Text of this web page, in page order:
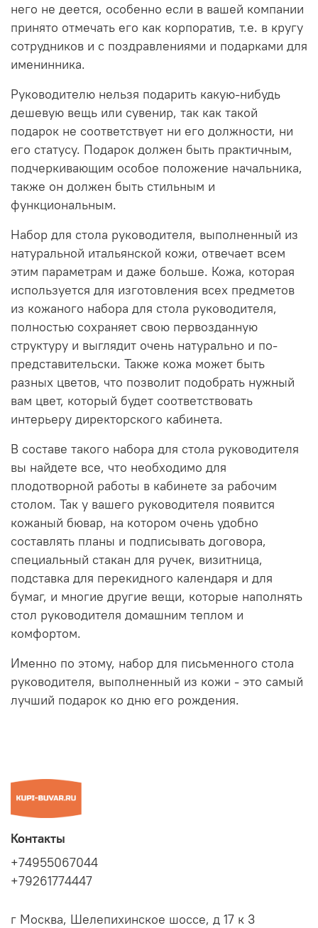
него не деется, особенно если в вашей компании
принято отмечать его как корпоратив, т.е. в кругу
сотрудников и с поздравлениями и подарками для
именинника.
Руководителю нельзя подарить какую-нибудь
дешевую вещь или сувенир, так как такой
подарок не соответствует ни его должности, ни
его статусу. Подарок должен быть практичным,
подчеркивающим особое положение начальника,
также он должен быть стильным и
функциональным.
Набор для стола руководителя, выполненный из
натуральной итальянской кожи, отвечает всем
этим параметрам и даже больше. Кожа, которая
используется для изготовления всех предметов
из кожаного набора для стола руководителя,
полностью сохраняет свою первозданную
структуру и выглядит очень натурально и по-
представительски. Также кожа может быть
разных цветов, что позволит подобрать нужный
вам цвет, который будет соответствовать
интерьеру директорского кабинета.
В составе такого набора для стола руководителя
вы найдете все, что необходимо для
плодотворной работы в кабинете за рабочим
столом. Так у вашего руководителя появится
кожаный бювар, на котором очень удобно
составлять планы и подписывать договора,
cпециальный стакан для ручек, визитница,
подставка для перекидного календаря и для
бумаг, и многие другие вещи, которые наполнять
стол руководителя домашним теплом и
комфортом.
Именно по этому, набор для письменного стола
руководителя, выполненный из кожи - это самый
лучший подарок ко дню его рождения.
Контакты
+74955067044
+79261774447
г Москва, Шелепихинское шоссе, д 17 к 3